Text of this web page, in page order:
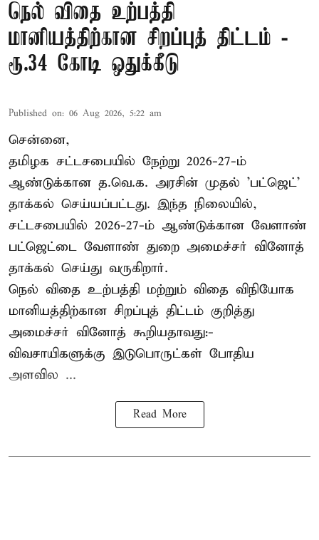
நெல் விதை உற்பத்தி
மானியத்திற்கான சிறப்புத் திட்டம் -
ரூ.34 கோடி ஒதுக்கீடு
Published on: 06 Aug 2026, 5:22 am
சென்னை,
தமிழக சட்டசபையில் நேற்று 2026-27-ம்
ஆண்டுக்கான த.வெ.க. அரசின் முதல் 'பட்ஜெட்'
தாக்கல் செய்யப்பட்டது. இந்த நிலையில்,
சட்டசபையில் 2026-27-ம் ஆண்டுக்கான வேளாண்
பட்ஜெட்டை வேளாண் துறை அமைச்சர் வினோத்
தாக்கல் செய்து வருகிறார்.
நெல் விதை உற்பத்தி மற்றும் விதை விநியோக
மானியத்திற்கான சிறப்புத் திட்டம் குறித்து
அமைச்சர் வினோத் கூறியதாவது:-
விவசாயிகளுக்கு இடுபொருட்கள் போதிய
அளவில ...
Read More